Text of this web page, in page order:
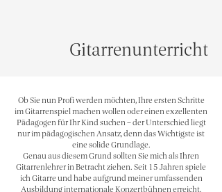
Gitarrenunterricht
Ob Sie nun Profi werden möchten, Ihre ersten Schritte
im Gitarrenspiel machen wollen oder einen exzellenten
Pädagogen für Ihr Kind suchen – der Unterschied liegt
nur im pädagogischen Ansatz, denn das Wichtigste ist
eine solide Grundlage.
Genau aus diesem Grund sollten Sie mich als Ihren
Gitarrenlehrer in Betracht ziehen. Seit 15 Jahren spiele
ich Gitarre und habe aufgrund meiner umfassenden
Ausbildung internationale Konzertbühnen erreicht.